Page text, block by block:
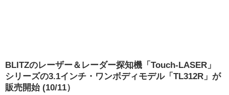
BLITZのレーザー＆レーダー探知機「Touch-LASER」
シリーズの3.1インチ・ワンボディモデル「TL312R」が
販売開始 (10/11）